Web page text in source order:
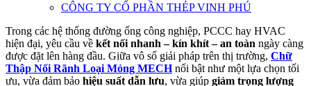
CÔNG TY CỔ PHẦN THÉP VINH PHÚ
Trong các hệ thống đường ống công nghiệp, PCCC hay HVAC
hiện đại, yêu cầu về kết nối nhanh – kín khít – an toàn ngày càng
được đặt lên hàng đầu. Giữa vô số giải pháp trên thị trường, Chữ
Thập Nối Rãnh Loại Mỏng MECHnổi bật như một lựa chọn tối
ưu, vừa đảm bảo hiệu suất dẫn lưu, vừa giúp giảm trọng lượng